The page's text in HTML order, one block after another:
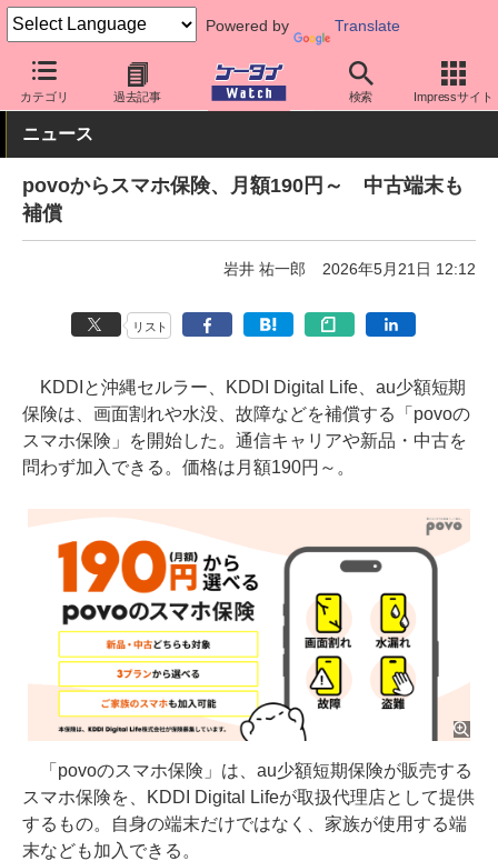
Powered by Translate
カテゴリ 過去記事 検索 Impressサイト
ケータイ Watch キャリア au povo
ニュース
povoからスマホ保険、月額190円～ 中古端末も
補償
岩井 祐一郎 2026年5月21日 12:12
リスト
KDDIと沖縄セルラー、KDDI Digital Life、au少額短期
保険は、画面割れや水没、故障などを補償する「povoの
スマホ保険」を開始した。通信キャリアや新品・中古を
問わず加入できる。価格は月額190円～。
「povoのスマホ保険」は、au少額短期保険が販売する
スマホ保険を、KDDI Digital Lifeが取扱代理店として提供
するもの。自身の端末だけではなく、家族が使用する端
末なども加入できる。